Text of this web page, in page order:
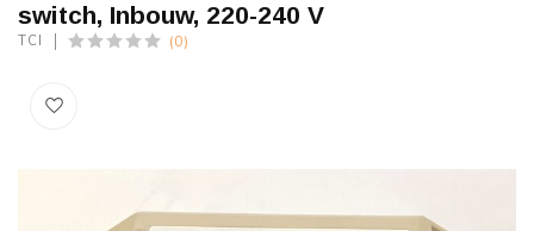
switch, Inbouw, 220-240 V
TCI (0)